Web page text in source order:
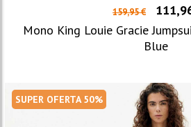
159,95 €
Mono King Louie Gracie
Blue
SUPER OFERTA 50%